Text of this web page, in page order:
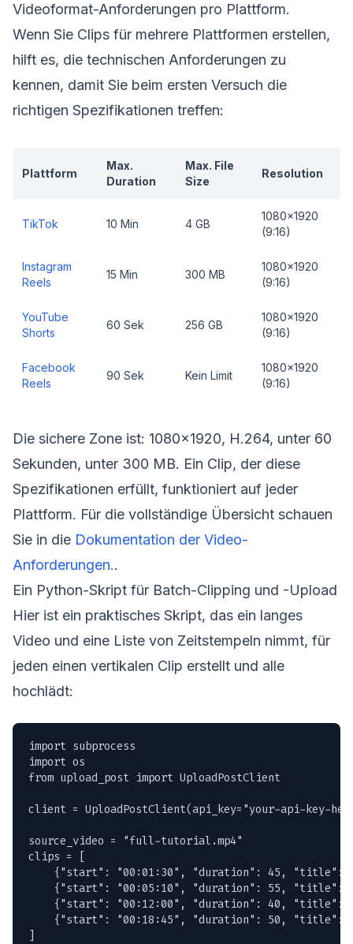
Videoformat-Anforderungen pro Plattform.
Wenn Sie Clips für mehrere Plattformen erstellen,
hilft es, die technischen Anforderungen zu
kennen, damit Sie beim ersten Versuch die
richtigen Spezifikationen treffen:
Plattform
Max.
Duration
Max. File
Size
Resolution
TikTok 10 Min 4 GB
1080x1920
(9:16)
Instagram
Reels
15 Min 300 MB
1080x1920
(9:16)
YouTube
Shorts
60 Sek 256 GB
1080x1920
(9:16)
Facebook
Reels
90 Sek Kein Limit
1080x1920
(9:16)
Die sichere Zone ist: 1080x1920, H.264, unter 60
Sekunden, unter 300 MB. Ein Clip, der diese
Spezifikationen erfüllt, funktioniert auf jeder
Plattform. Für die vollständige Übersicht schauen
Sie in die Dokumentation der Video-
Anforderungen..
Ein Python-Skript für Batch-Clipping und -Upload
Hier ist ein praktisches Skript, das ein langes
Video und eine Liste von Zeitstempeln nimmt, für
jeden einen vertikalen Clip erstellt und alle
hochlädt:
import subprocess
import os
from upload_post import UploadPostClient
client = UploadPostClient(api_key="your-api-key-
source_video = "full-tutorial.mp4"
clips = [
{"start": "00:01:30", "duration": 45, "title":
{"start": "00:05:10", "duration": 55, "title":
{"start": "00:12:00", "duration": 40, "title":
{"start": "00:18:45", "duration": 50, "title":
]